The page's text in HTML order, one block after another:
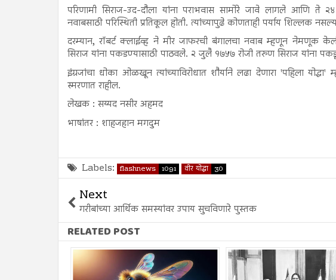
परिणामी सिराज-उद-दौला यांना पराभवास सामोरे जावे लागले आणि ते
नवाबसाठी परिस्थिती प्रतिकूल होती. त्यांच्यापुढे कोणताही पर्याय शिल्लक
दरम्यान, रॉबर्ट क्लाईव्ह ने मीर जाफरची बंगालचा नवाब म्हणून नेमणूक
सिराज यांना पकडण्यासाठी पाठवले. २ जुलै १७५७ रोजी तरुण सिराज यांना
इंग्रजांचा धोका ओळखून त्यांच्याविरोधात शौर्याने लढा देणारा 'पहिला
स्मरणात राहील.
लेखक : सय्यद नसीर अहमद
भाषांतर : शाहजहान मगदुम
Labels: flashnews 1091 वीर योद्धा 30
Next
गरीबांच्या आर्थिक समस्यांवर उपाय सुचविणारे पुस्तक
RELATED POST